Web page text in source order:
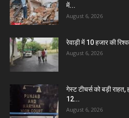
में...
August 6, 2026
रेवाड़ी में 10 हजार की
August 6, 2026
गेस्ट टीचर्स को बड़ी
12...
August 6, 2026